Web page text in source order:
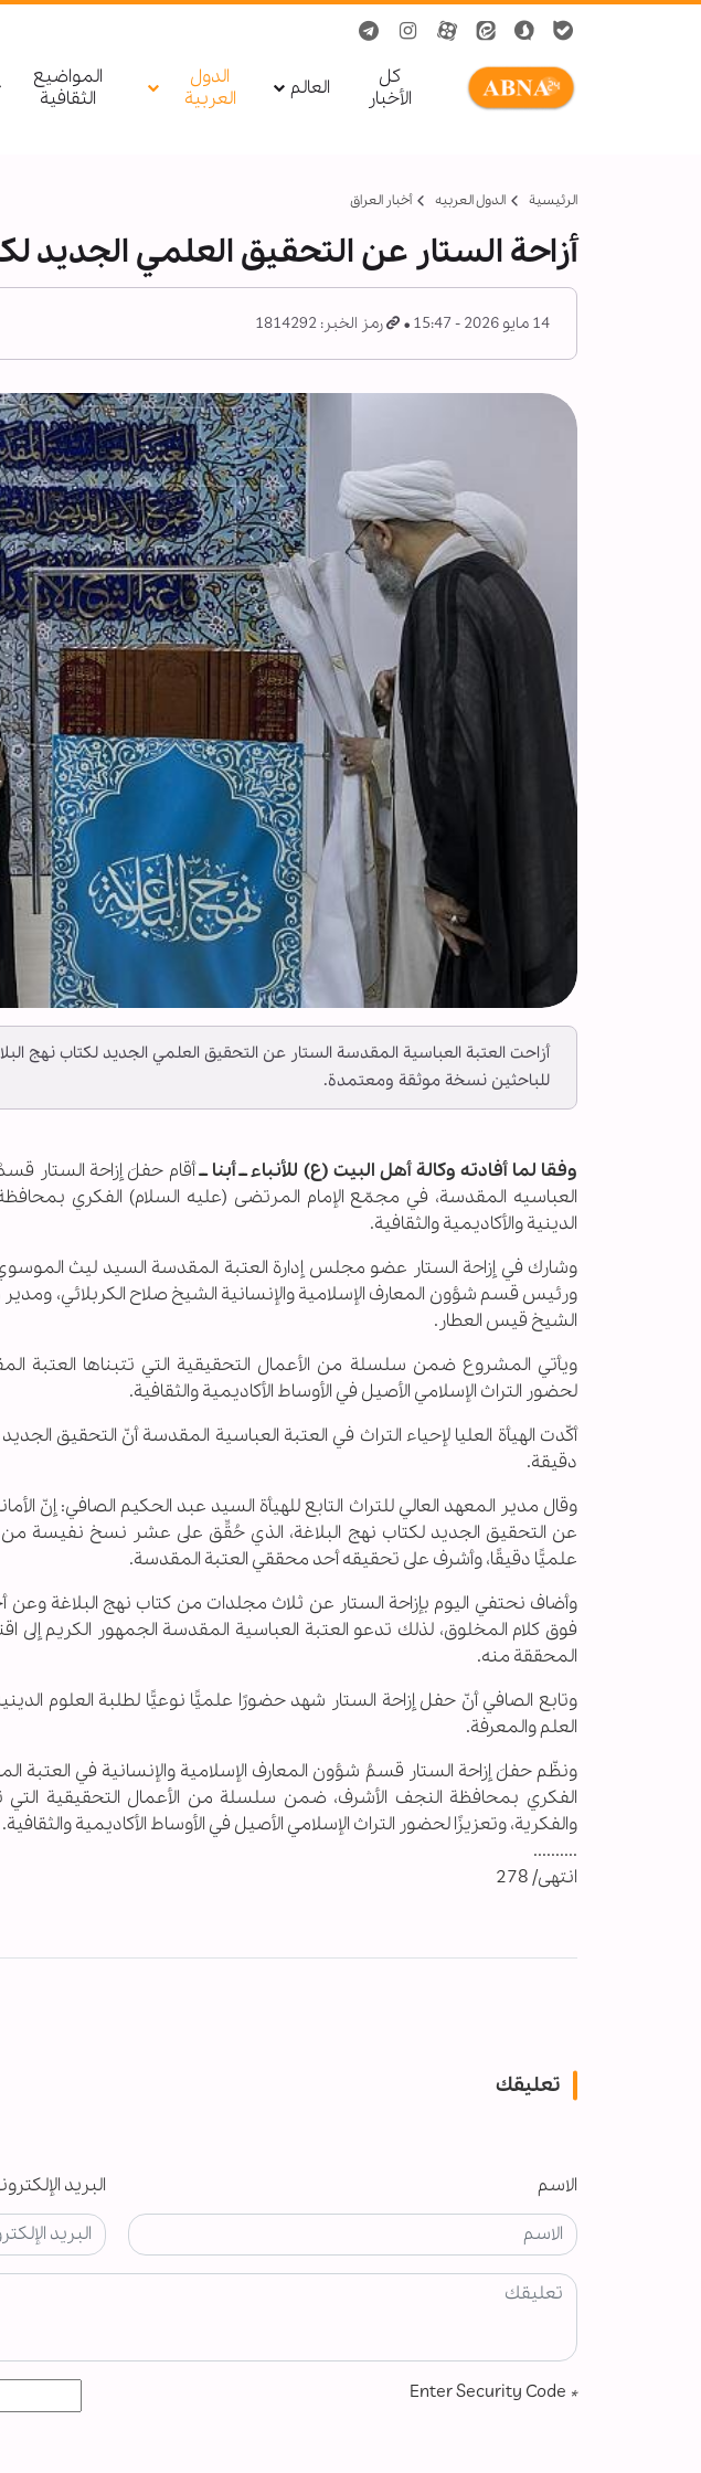
کل
الأخبار
العالم
الدول
العربیة
المواضيع
الثقافية
الرئيسية الدول العربیه أخبار العراق
أزاحة الستار عن التحقيق العلمي الجديد
14 مايو 2026 - 15:47 رمز الخبر: 1814292
أزاحت العتبة العباسية المقدسة الستار عن التحقيق العلمي الجديد لكتاب نهج
للباحثين نسخة موثقة ومعتمدة.
وفقا لما أفادته وكالة أهل البيت (ع) للأنباء ــ أبنا ــأقام حفلَ إزاحة الستار
العباسیه المقدسة، في مجمّع الإمام المرتضى (عليه السلام) الفكري
الدينية والأكاديمية والثقافية.
وشارك في إزاحة الستار عضو مجلس إدارة العتبة المقدسة السيد ليث
ورئيس قسم شؤون المعارف الإسلامية والإنسانية الشيخ صلاح الكربلائي، ومدير
الشيخ قيس العطار.
ويأتي المشروع ضمن سلسلة من الأعمال التحقيقية التي تتبناها العتبة
لحضور التراث الإسلامي الأصيل في الأوساط الأكاديمية والثقافية.
أكّدت الهيأة العليا لإحياء التراث في العتبة العباسية المقدسة أنّ التحقيق
دقيقة.
وقال مدير المعهد العالي للتراث التابع للهيأة السيد عبد الحكيم الصافي: إنّ
عن التحقيق الجديد لكتاب نهج البلاغة، الذي حُقِّق على عشر نسخ نفيسة من
علميًّا دقيقًا، وأشرف على تحقيقه أحد محققي العتبة المقدسة.
وأضاف نحتفي اليوم بإزاحة الستار عن ثلاث مجلدات من كتاب نهج البلاغة وعن
فوق كلام المخلوق، لذلك تدعو العتبة العباسية المقدسة الجمهور الكريم إلى
المحققة منه.
وتابع الصافي أنّ حفل إزاحة الستار شهد حضورًا علميًّا نوعيًّا لطلبة العلوم
العلم والمعرفة.
ونظّم حفلَ إزاحة الستار قسمُ شؤون المعارف الإسلامية والإنسانية في العتبة
الفكري بمحافظة النجف الأشرف، ضمن سلسلة من الأعمال التحقيقية التي
والفكرية، وتعزيزًا لحضور التراث الإسلامي الأصيل في الأوساط الأكاديمية والثقافية.
..........
انتهى/ 278
تعليقك
الاسم البريد
*